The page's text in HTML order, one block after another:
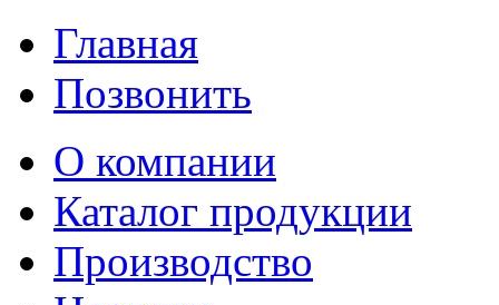
Главная
Позвонить
О компании
Каталог продукции
Производство